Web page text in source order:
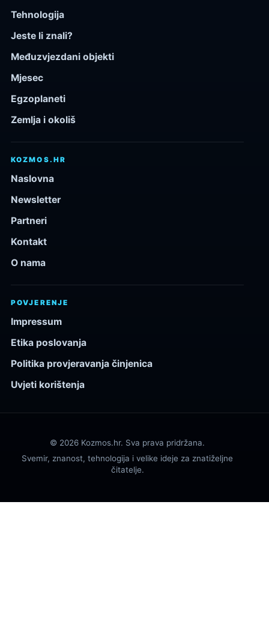
Tehnologija
Jeste li znali?
Međuzvjezdani objekti
Mjesec
Egzoplaneti
Zemlja i okoliš
KOZMOS.HR
Naslovna
Newsletter
Partneri
Kontakt
O nama
POVJERENJE
Impressum
Etika poslovanja
Politika provjeravanja činjenica
Uvjeti korištenja
© 2026 Kozmos.hr. Sva prava pridržana.
Svemir, znanost, tehnologija i velike ideje za znatiželjne
čitatelje.